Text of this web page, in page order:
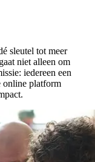
sleutel tot meer
niet alleen om
iedereen een
online platform